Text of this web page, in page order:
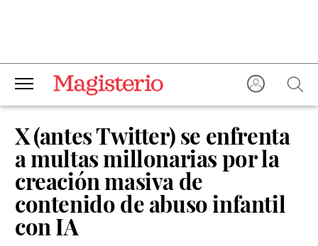
X (antes Twitter) se enfrenta
a multas millonarias por la
creación masiva de
contenido de abuso infantil
con IA